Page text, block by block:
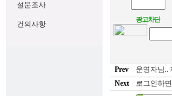
설문조사
건의사항
광고차단
Prev
운영자님..
Next
로그인하